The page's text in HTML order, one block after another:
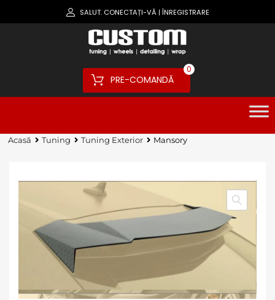
SALUT. CONECTAȚI-VĂ | ÎNREGISTRARE
PRE-COMANDĂ
0
Acasă Tuning Tuning Exterior Mansory